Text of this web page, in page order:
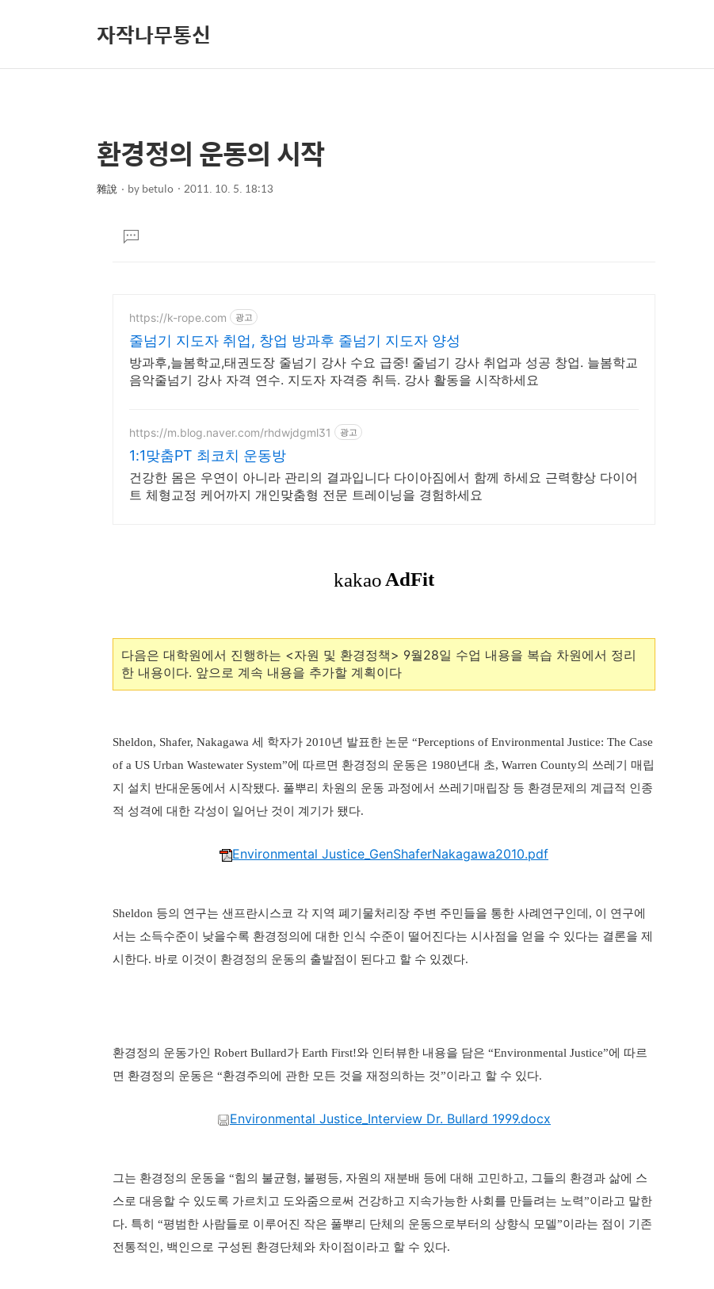
자작나무통신
상
세
컨
본
문
제
환경정의 운동의 시작
雜說 bybetulo 2011. 10. 5. 18:13
댓
글
https://k-rope.com 광고
줄넘기 지도자 취업, 창업 방과후 줄넘기 지도자 양성
방과후,늘봄학교,태권도장 줄넘기 강사 수요 급중! 줄넘기 강사 취업과 성공 창업. 늘봄학교
음악줄넘기 강사 자격 연수. 지도자 자격증 취득. 강사 활동을 시작하세요
https://m.blog.naver.com/rhdwjdgml31 광고
1:1맞춤PT 최코치 운동방
건강한 몸은 우연이 아니라 관리의 결과입니다 다이아짐에서 함께 하세요 근력향상 다이어
트 체형교정 케어까지 개인맞춤형 전문 트레이닝을 경험하세요
다음은 대학원에서 진행하는 <자원 및 환경정책> 9월28일 수업 내용을 복습 차원에서 정리
한 내용이다. 앞으로 계속 내용을 추가할 계획이다
Sheldon, Shafer, Nakagawa 세 학자가 2010년 발표한 논문 “Perceptions of Environmental Justice: The Case
of a US Urban Wastewater System”에 따르면 환경정의 운동은 1980년대 초, Warren County의 쓰레기 매립
지 설치 반대운동에서 시작됐다. 풀뿌리 차원의 운동 과정에서 쓰레기매립장 등 환경문제의 계급적 인종
적 성격에 대한 각성이 일어난 것이 계기가 됐다.
Environmental Justice_GenShaferNakagawa2010.pdf
Sheldon 등의 연구는 샌프란시스코 각 지역 폐기물처리장 주변 주민들을 통한 사례연구인데, 이 연구에
서는 소득수준이 낮을수록 환경정의에 대한 인식 수준이 떨어진다는 시사점을 얻을 수 있다는 결론을 제
시한다. 바로 이것이 환경정의 운동의 출발점이 된다고 할 수 있겠다.
환경정의 운동가인 Robert Bullard가 Earth First!와 인터뷰한 내용을 담은 “Environmental Justice”에 따르
면 환경정의 운동은 “환경주의에 관한 모든 것을 재정의하는 것”이라고 할 수 있다.
Environmental Justice_Interview Dr. Bullard 1999.docx
그는 환경정의 운동을 “힘의 불균형, 불평등, 자원의 재분배 등에 대해 고민하고, 그들의 환경과 삶에 스
스로 대응할 수 있도록 가르치고 도와줌으로써 건강하고 지속가능한 사회를 만들려는 노력”이라고 말한
다. 특히 “평범한 사람들로 이루어진 작은 풀뿌리 단체의 운동으로부터의 상향식 모델”이라는 점이 기존
전통적인, 백인으로 구성된 환경단체와 차이점이라고 할 수 있다.